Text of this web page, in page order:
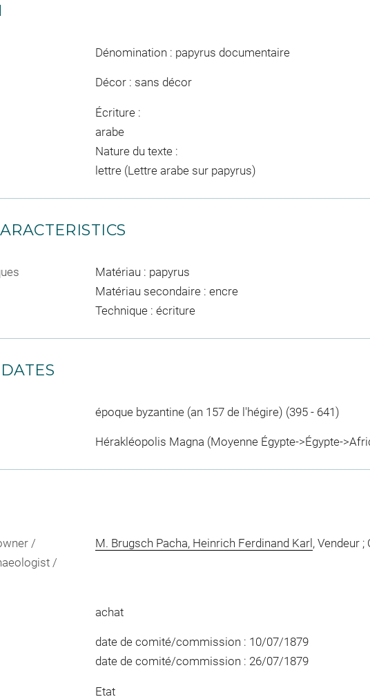
Dénomination : papyrus documentaire
Décor : sans décor
Écriture :
arabe
Nature du texte :
lettre (Lettre arabe sur papyrus)
Matériau : papyrus
Matériau secondaire : encre
Technique : écriture
époque byzantine (an 157 de l'hégire) (395 - 641)
Hérakléopolis Magna (Moyenne Égypte->Égypte-
/
/
M. Brugsch Pacha, Heinrich Ferdinand Karl , Vendeur
achat
date de comité/commission : 10/07/1879
date de comité/commission : 26/07/1879
Etat